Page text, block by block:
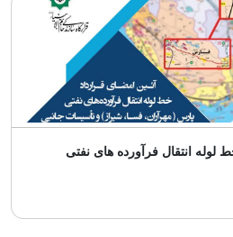
انتقال فرآورده های نفتی